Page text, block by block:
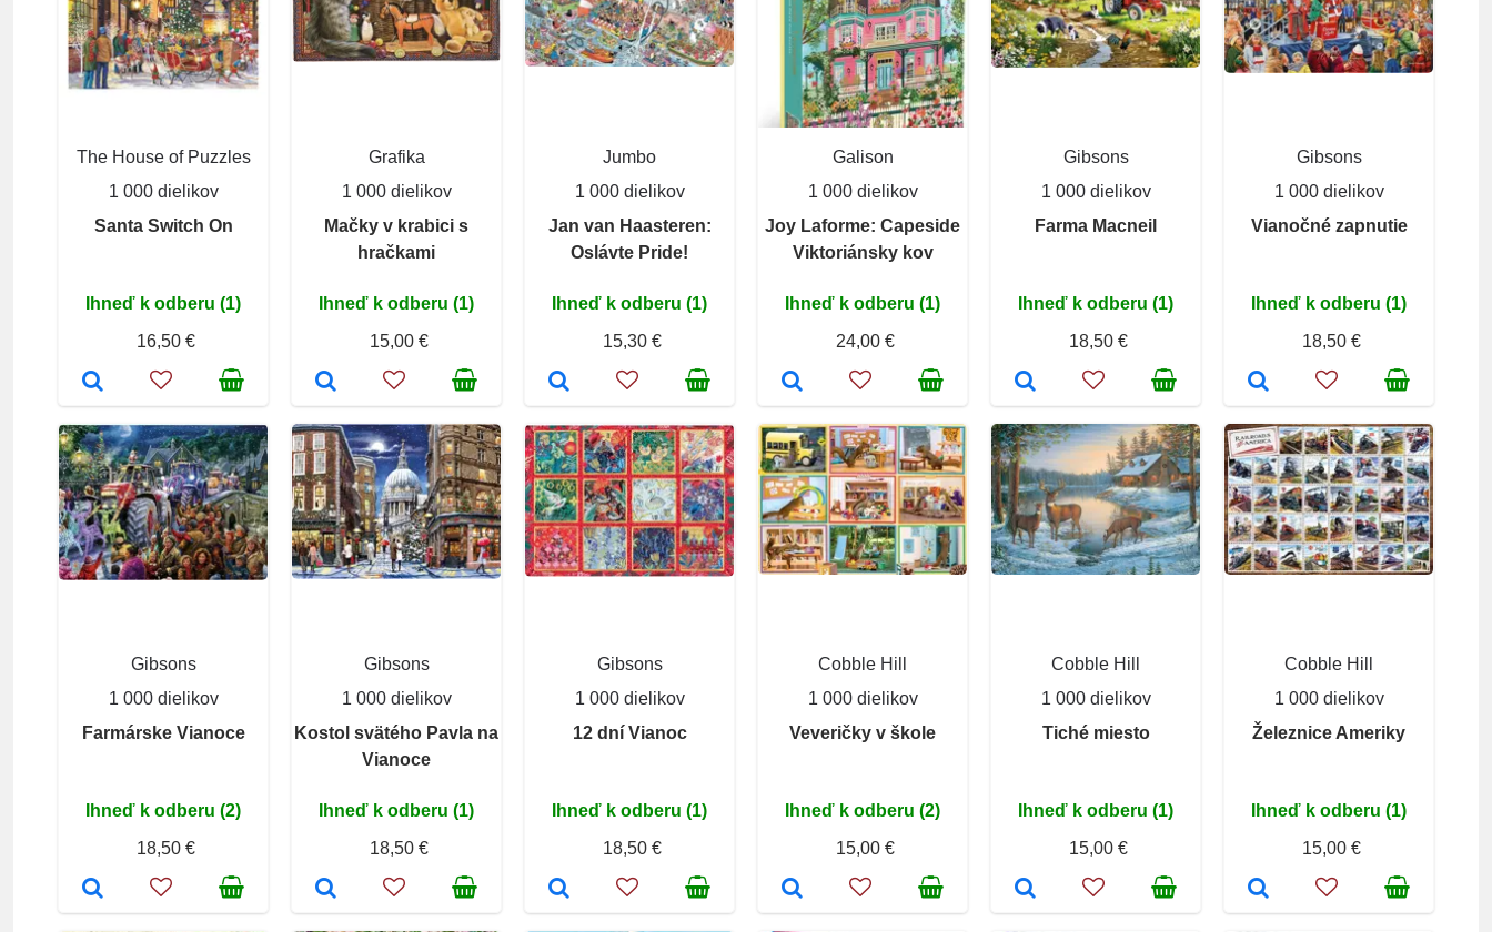
The House of Puzzles
1 000 dielikov
Santa Switch On
Ihneď k odberu (1)
16,50 €
Grafika
1 000 dielikov
Mačky v krabici s
hračkami
Ihneď k odberu (1)
15,00 €
Jumbo
1 000 dielikov
Jan van Haasteren:
Oslávte Pride!
Ihneď k odberu (1)
15,30 €
Galison
1 000 dielikov
Joy Laforme: Capeside
Viktoriánsky kov
Ihneď k odberu (1)
24,00 €
Gibsons
1 000 dielikov
Farma Macneil
Ihneď k odberu (1)
18,50 €
Gibsons
1 000 dielikov
Vianočné zapnutie
Ihneď k odberu (1)
18,50 €
Gibsons
1 000 dielikov
Farmárske Vianoce
Ihneď k odberu (2)
18,50 €
Gibsons
1 000 dielikov
Kostol svätého Pavla na
Vianoce
Ihneď k odberu (1)
18,50 €
Gibsons
1 000 dielikov
12 dní Vianoc
Ihneď k odberu (1)
18,50 €
Cobble Hill
1 000 dielikov
Veveričky v škole
Ihneď k odberu (2)
15,00 €
Cobble Hill
1 000 dielikov
Tiché miesto
Ihneď k odberu (1)
15,00 €
Cobble Hill
1 000 dielikov
Železnice Ameriky
Ihneď k odberu (1)
15,00 €